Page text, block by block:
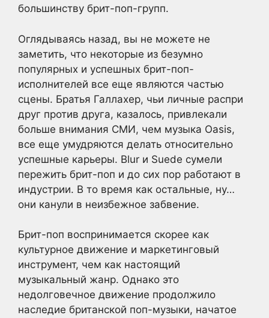
большинству брит-поп-групп.
Оглядываясь назад, вы не можете не
заметить, что некоторые из безумно
популярных и успешных брит-поп-
исполнителей все еще являются частью
сцены. Братья Галлахер, чьи личные распри
друг против друга, казалось, привлекали
больше внимания СМИ, чем музыка Oasis,
все еще умудряются делать относительно
успешные карьеры. Blur и Suede сумели
пережить брит-поп и до сих пор работают в
индустрии. В то время как остальные, ну…
они канули в неизбежное забвение.
Брит-поп воспринимается скорее как
культурное движение и маркетинговый
инструмент, чем как настоящий
музыкальный жанр. Однако это
недолговечное движение продолжило
наследие британской поп-музыки, начатое